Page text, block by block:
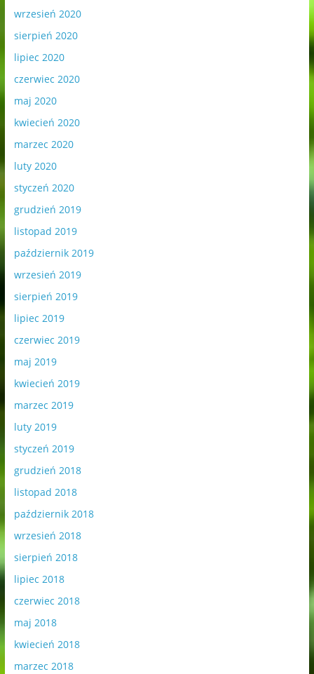
wrzesień 2020
sierpień 2020
lipiec 2020
czerwiec 2020
maj 2020
kwiecień 2020
marzec 2020
luty 2020
styczeń 2020
grudzień 2019
listopad 2019
październik 2019
wrzesień 2019
sierpień 2019
lipiec 2019
czerwiec 2019
maj 2019
kwiecień 2019
marzec 2019
luty 2019
styczeń 2019
grudzień 2018
listopad 2018
październik 2018
wrzesień 2018
sierpień 2018
lipiec 2018
czerwiec 2018
maj 2018
kwiecień 2018
marzec 2018